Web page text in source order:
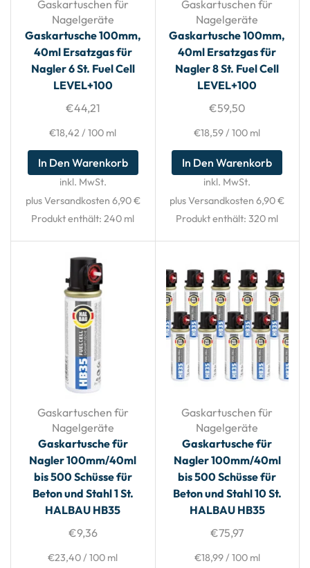
Gaskartuschen für
Nagelgeräte
Gaskartusche 100mm,
40ml Ersatzgas für
Nagler 6 St. Fuel Cell
LEVEL+100
€44,21
€18,42 /100 ml
In Den Warenkorb
inkl. MwSt.
plus Versandkosten 6,90 €
Produkt enthält: 240 ml
Gaskartuschen für
Nagelgeräte
Gaskartusche 100mm,
40ml Ersatzgas für
Nagler 8 St. Fuel Cell
LEVEL+100
€59,50
€18,59/100 ml
In Den Warenkorb
inkl. MwSt.
plus Versandkosten 6,90 €
Produkt enthält: 320 ml
Gaskartuschen für
Nagelgeräte
Gaskartusche für
Nagler 100mm/40ml
bis 500 Schüsse für
Beton und Stahl 1 St.
HALBAU HB35
€9,36
€23,40 /100 ml
Gaskartuschen für
Nagelgeräte
Gaskartusche für
Nagler 100mm/40ml
bis 500 Schüsse für
Beton und Stahl 10 St.
HALBAU HB35
€75,97
€18,99/ 100 ml